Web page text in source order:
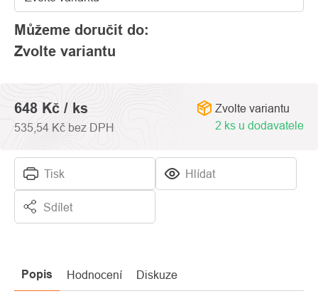
Můžeme doručit do:
Zvolte variantu
Tisk Hlídat
Sdílet
648 Kč / ks
535,54 Kč bez DPH
Zvolte variantu
2 ks u dodavatele
Popis Hodnocení Diskuze